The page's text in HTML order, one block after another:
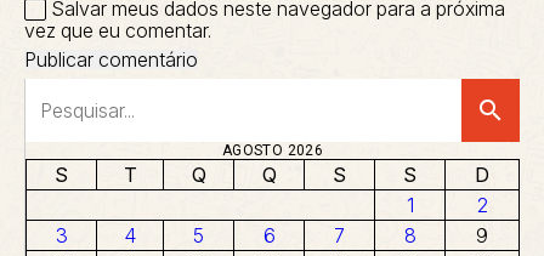
Salvar meus dados neste navegador para a próxima
vez que eu comentar.
search
AGOSTO 2026
S T Q Q S S
D
1
2
3
4 5 6 7 8
9